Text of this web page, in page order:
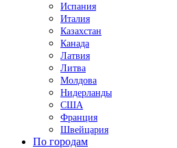
Испания
Италия
Казахстан
Канада
Латвия
Литва
Молдова
Нидерланды
США
Франция
Швейцария
По городам